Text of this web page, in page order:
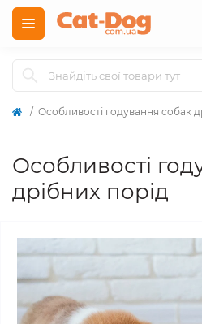
Особливості годування собак
Особливості
дрібних порід